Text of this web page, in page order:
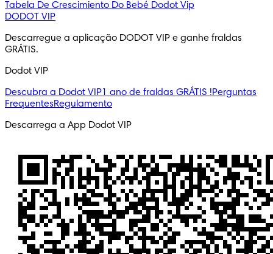
Tabela De Crescimiento Do Bebé Dodot Vip
DODOT VIP
Descarregue a aplicação DODOT VIP e ganhe fraldas
GRÁTIS.
Dodot VIP
Descubra a Dodot VIP1 ano de fraldas GRÁTIS !Perguntas
FrequentesRegulamento
Descarrega a App Dodot VIP